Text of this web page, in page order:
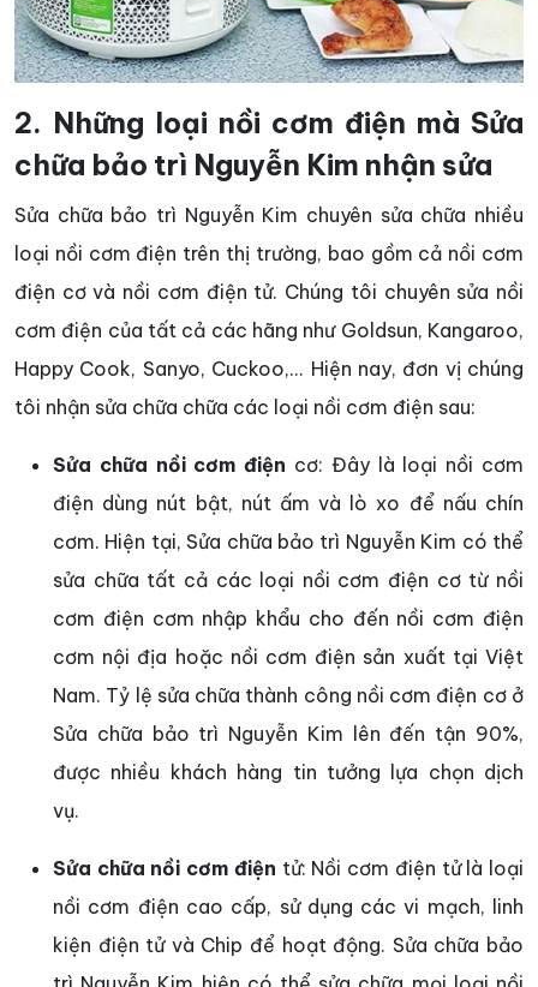
2. Những loại nồi cơm điện mà Sửa
chữa bảo trì Nguyễn Kim nhận sửa
Sửa chữa bảo trì Nguyễn Kim chuyên sửa chữa nhiều
loại nồi cơm điện trên thị trường, bao gồm cả nồi cơm
điện cơ và nồi cơm điện tử. Chúng tôi chuyên sửa nồi
cơm điện của tất cả các hãng như Goldsun, Kangaroo,
Happy Cook, Sanyo, Cuckoo,... Hiện nay, đơn vị chúng
tôi nhận sửa chữa chữa các loại nồi cơm điện sau:
Sửa chữa nồi cơm điện cơ: Đây là loại nồi cơm
điện dùng nút bật, nút ấm và lò xo để nấu chín
cơm. Hiện tại, Sửa chữa bảo trì Nguyễn Kim có thể
sửa chữa tất cả các loại nồi cơm điện cơ từ nồi
cơm điện cơm nhập khẩu cho đến nồi cơm điện
cơm nội địa hoặc nồi cơm điện sản xuất tại Việt
Nam. Tỷ lệ sửa chữa thành công nồi cơm điện cơ ở
Sửa chữa bảo trì Nguyễn Kim lên đến tận 90%,
được nhiều khách hàng tin tưởng lựa chọn dịch
vụ.
Sửa chữa nồi cơm điện tử: Nồi cơm điện tử là loại
nồi cơm điện cao cấp, sử dụng các vi mạch, linh
kiện điện tử và Chip để hoạt động. Sửa chữa bảo